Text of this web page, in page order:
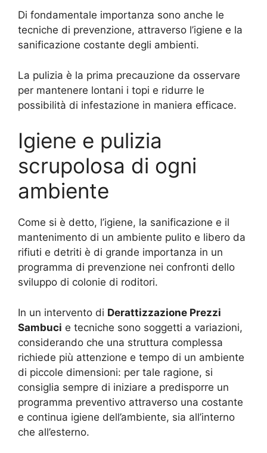
Di fondamentale importanza sono anche le
tecniche di prevenzione, attraverso l’igiene e la
sanificazione costante degli ambienti.
La pulizia è la prima precauzione da osservare
per mantenere lontani i topi e ridurre le
possibilità di infestazione in maniera efficace.
Igiene e pulizia
scrupolosa di ogni
ambiente
Come si è detto, l’igiene, la sanificazione e il
mantenimento di un ambiente pulito e libero da
rifiuti e detriti è di grande importanza in un
programma di prevenzione nei confronti dello
sviluppo di colonie di roditori.
In un intervento di Derattizzazione Prezzi
Sambuci e tecniche sono soggetti a variazioni,
considerando che una struttura complessa
richiede più attenzione e tempo di un ambiente
di piccole dimensioni: per tale ragione, si
consiglia sempre di iniziare a predisporre un
programma preventivo attraverso una costante
e continua igiene dell’ambiente, sia all’interno
che all’esterno.